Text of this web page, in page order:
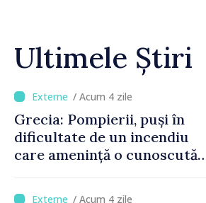
Ultimele Știri
/ Acum 4 zile
Grecia: Pompierii, puși în
dificultate de un incendiu
care amenință o cunoscută
/ Acum 4 zile